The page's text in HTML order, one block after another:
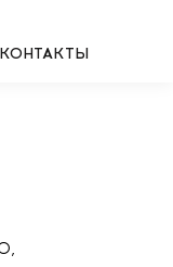
КОНТАКТЫ